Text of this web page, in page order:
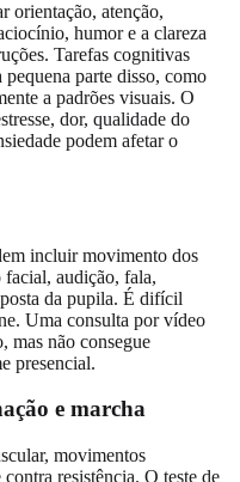
orientação, atenção,
humor e a clareza
Tarefas cognitivas
parte disso, como
a padrões visuais. O
dor, qualidade do
podem afetar o
incluir movimento dos
audição, fala,
da pupila. É difícil
Uma consulta por vídeo
mas não consegue
presencial.
e marcha
movimentos
resistência. O teste de